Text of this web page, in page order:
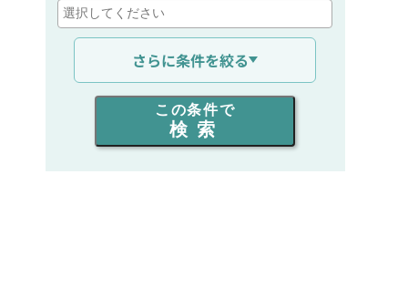
通信距離を選ぶ
出力を選ぶ
同時通話人数を選ぶ
さらに条件を絞る
この条件で
検索